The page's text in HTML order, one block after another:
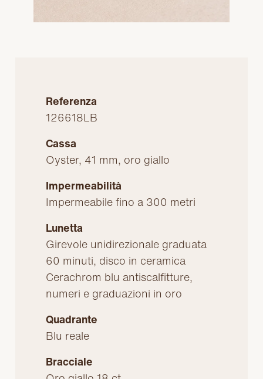
Referenza
126618LB
Cassa
Oyster, 41 mm, oro giallo
Impermeabilità
Impermeabile fino a 300 metri
Lunetta
Girevole unidirezionale graduata
60 minuti, disco in ceramica
Cerachrom blu antiscalfitture,
numeri e graduazioni in oro
Quadrante
Blu reale
Bracciale